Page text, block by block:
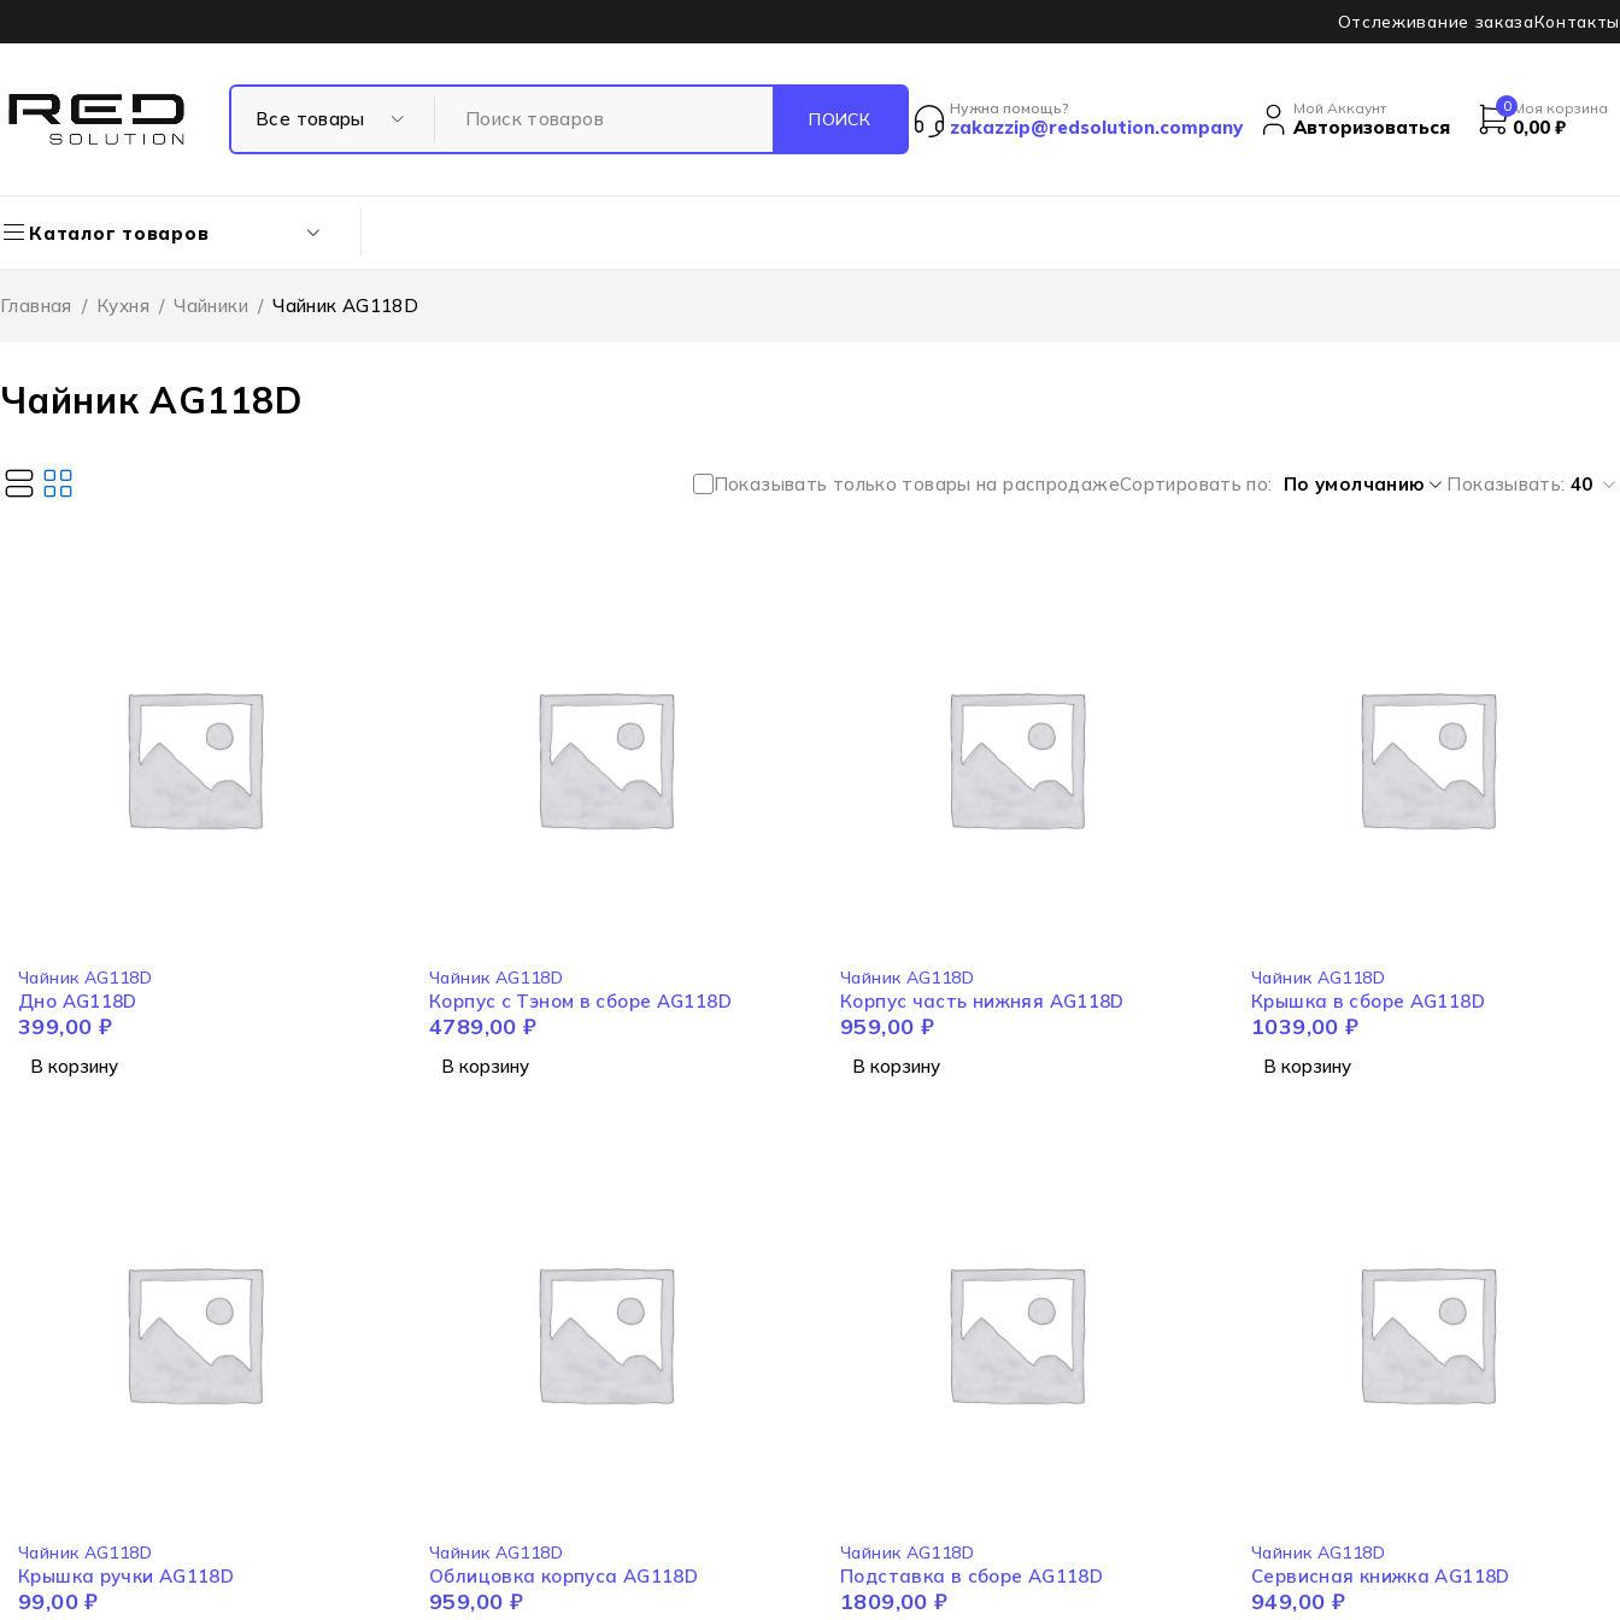
Отслеживание заказаКонтакты
Нужна помощь?
zakazzip@redsolution.company
Мой Аккаунт
Авторизоваться
0 Моя корзина
0,00 ₽
Каталог товаров
Чайник AG118D
Главная / Кухня / Чайники / Чайник AG118D
Показывать только товары на распродажеСортировать по По умолчанию Показывать: 40
Чайник AG118D
Дно AG118D
399,00 ₽
В корзину
Чайник AG118D
Корпус с Тэном в сборе AG118D
4789,00 ₽
В корзину
Чайник AG118D
Корпус часть нижняя AG118D
959,00 ₽
В корзину
Чайник AG118D
Крышка в сборе AG118D
1039,00 ₽
В корзину
Чайник AG118D
Крышка ручки AG118D
99,00₽
Чайник AG118D
Облицовка корпуса AG118D
959,00 ₽
Чайник AG118D
Подставка в сборе AG118D
1809,00 ₽
Чайник AG118D
Сервисная книжка AG118D
949,00 ₽